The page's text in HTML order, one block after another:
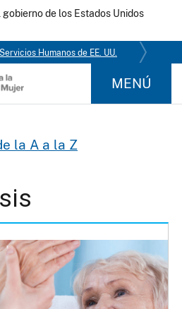
de los Estados Unidos
Humanos de EE. UU.
MENÚ
la A a la Z